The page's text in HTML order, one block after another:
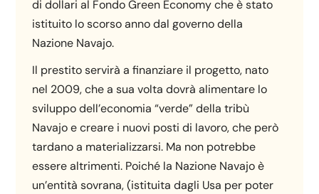
di dollari al Fondo Green Economy che è stato
istituito lo scorso anno dal governo della
Nazione Navajo.
Il prestito servirà a finanziare il progetto, nato
nel 2009, che a sua volta dovrà alimentare lo
sviluppo dell’economia “verde” della tribù
Navajo e creare i nuovi posti di lavoro, che però
tardano a materializzarsi. Ma non potrebbe
essere altrimenti. Poiché la Nazione Navajo è
un’entità sovrana, (istituita dagli Usa per poter